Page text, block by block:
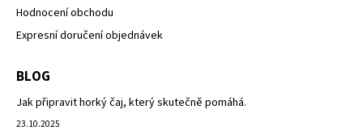
Hodnocení obchodu
Expresní doručení objednávek
BLOG
Jak připravit horký čaj, který skutečně pomáhá.
23.10.2025